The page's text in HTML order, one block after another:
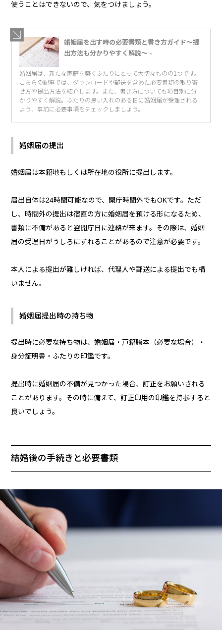
使うことはできないので、気をつけましょう。
婚姻届を出す時の必要書類と書き方ガイド～提
出方法も分かりやすく解説～ -
婚姻届は、新たな家庭を築くふたりにとって大切なものの1つです。
こちらの記事では、ダウンロードや郵送を含めた必要書類の取り寄
せ方や提出方法を紹介します。また、書き方についても項目別に分
かりやすく解説。ふたりの思い入れのある日に婚姻届が受理される
よう、事前に必要事項をチェックしましょう。
婚姻届の提出
婚姻届は本籍地もしくは所在地の役所に提出します。
届出自体は24時間可能なので、開庁時間外でもOKです。ただ
し、時間外の提出は宿直の方に婚姻届を預ける形になるため、
書類に不備があると翌開庁日に連絡が来ます。その際は、婚姻
届の受理日がうしろにずれることがあるので注意が必要です。
本人による提出が難しければ、代理人や郵送による提出でも構
いません。
婚姻届提出時の持ち物
提出時に必要な持ち物は、婚姻届・戸籍謄本（必要な場合）・
身分証明書・ふたりの印鑑です。
提出時に婚姻届の不備が見つかった場合、訂正をお願いされる
ことがあります。その時に備えて、訂正印用の印鑑を持参すると
良いでしょう。
結婚後の手続きと必要書類